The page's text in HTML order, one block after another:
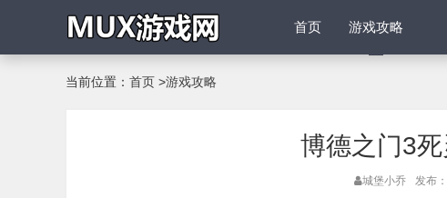
首页 游戏攻略
当前位置： 首页 >游戏攻略
博德之门3
城堡小乔 发布